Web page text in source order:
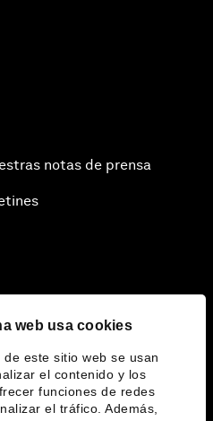
web usa cookies
de este sitio web se usan
el contenido y los
funciones de redes
el tráfico. Además,
notas de prensa